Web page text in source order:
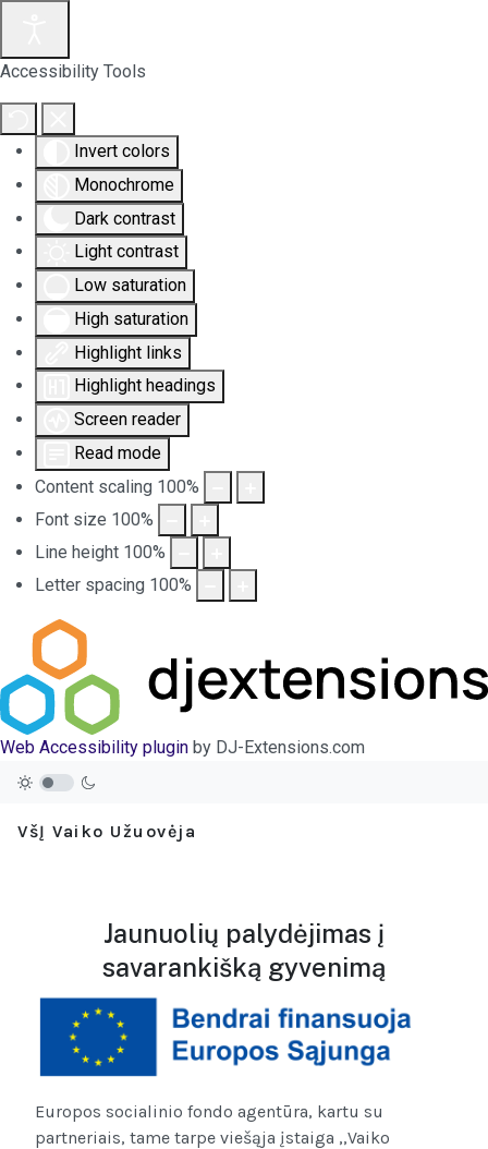
Accessibility Tools
Invert colors
Monochrome
Dark contrast
Light contrast
Low saturation
High saturation
Highlight links
Highlight headings
Screen reader
Read mode
Content scaling 100%
Font size 100%
Line height 100%
Letter spacing 100%
Web Accessibility plugin by DJ-Extensions.com
VšĮ Vaiko Užuovėja
Jaunuolių palydėjimas į
savarankišką gyvenimą
Europos socialinio fondo agentūra, kartu su
partneriais, tame tarpe viešąja įstaiga ,,Vaiko